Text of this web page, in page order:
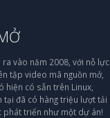
vào năm 2008, với nỗ lực
tập video mã nguồn mở,
hiện có sẵn trên Linux,
tại đã có hàng triệu lượt tải
phát triển như một dự án!